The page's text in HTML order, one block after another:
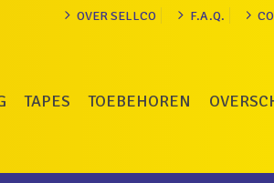
OVER SELLCO F.A.Q.
TAPES TOEBEHOREN